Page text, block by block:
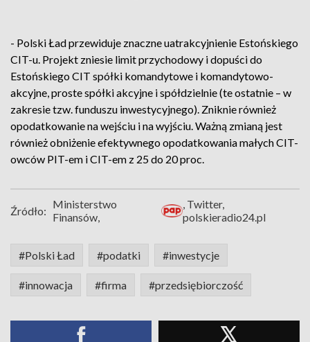
- Polski Ład przewiduje znaczne uatrakcyjnienie Estońskiego
CIT-u. Projekt zniesie limit przychodowy i dopuści do
Estońskiego CIT spółki komandytowe i komandytowo-
akcyjne, proste spółki akcyjne i spółdzielnie (te ostatnie – w
zakresie tzw. funduszu inwestycyjnego). Zniknie również
opodatkowanie na wejściu i na wyjściu. Ważną zmianą jest
również obniżenie efektywnego opodatkowania małych CIT-
owców PIT-em i CIT-em z 25 do 20 proc.
Źródło: Ministerstwo
Finansów,
, Twitter,
polskieradio24.pl
#Polski Ład #podatki #inwestycje
#innowacja #firma #przedsiębiorczość